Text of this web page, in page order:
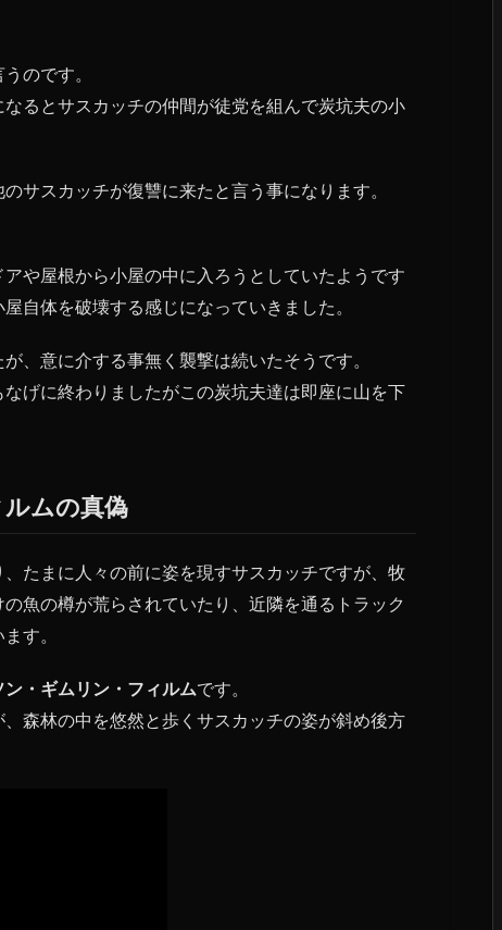
のです。
るとサスカッチの仲間が徒党を組んで炭坑夫の小
サスカッチが復讐に来たと言う事になります。
や屋根から小屋の中に入ろうとしていたようです
自体を破壊する感じになっていきました。
、意に介する事無く襲撃は続いたそうです。
げに終わりましたがこの炭坑夫達は即座に山を下
ムの真偽
たまに人々の前に姿を現すサスカッチですが、牧
魚の樽が荒らされていたり、近隣を通るトラック
す。
ン・ギムリン・フィルムです。
森林の中を悠然と歩くサスカッチの姿が斜め後方